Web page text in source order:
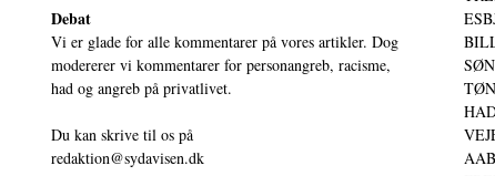
Debat
Vi er glade for alle kommentarer på vores artikler. Dog
modererer vi kommentarer for personangreb, racisme,
had og angreb på privatlivet.
Du kan skrive til os på
redaktion@sydavisen.dk